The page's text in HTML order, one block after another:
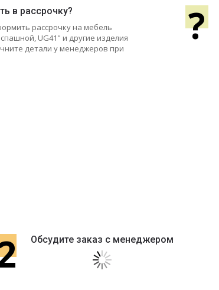
в рассрочку?
рассрочку на мебель
UG41" и другие изделия
детали у менеджеров при
?
Обсудите заказ с менеджером